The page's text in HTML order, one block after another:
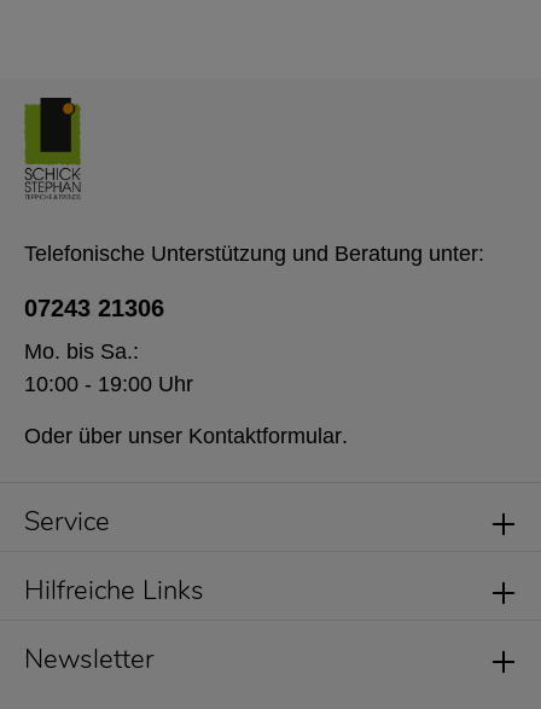
Service
Newsletter
Telefonische Unterstützung und Beratung unter:
07243 21306
Mo. bis Sa.:
10:00 - 19:00 Uhr
Oder über unser Kontaktformular.
Hilfreiche Links